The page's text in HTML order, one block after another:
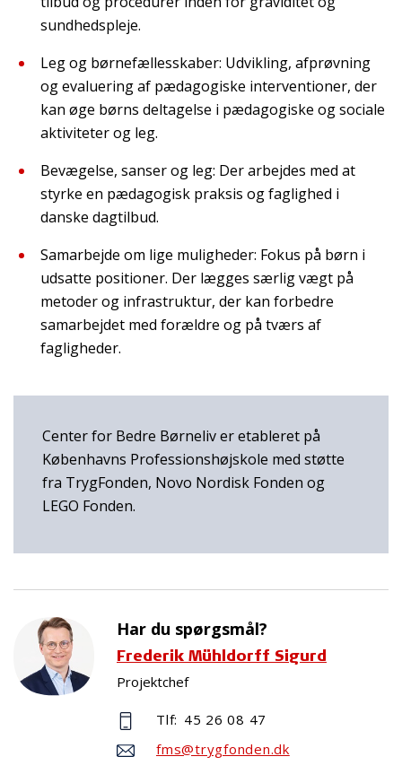
sundhedspleje.
Leg og børnefællesskaber: Udvikling, afprøvning
og evaluering af pædagogiske interventioner, der
kan øge børns deltagelse i pædagogiske og sociale
aktiviteter og leg.
Bevægelse, sanser og leg: Der arbejdes med at
styrke en pædagogisk praksis og faglighed i
danske dagtilbud.
Samarbejde om lige muligheder: Fokus på børn i
udsatte positioner. Der lægges særlig vægt på
metoder og infrastruktur, der kan forbedre
samarbejdet med forældre og på tværs af
fagligheder.
Center for Bedre Børneliv er etableret på
Københavns Professionshøjskole med støtte
fra TrygFonden, Novo Nordisk Fonden og
LEGO Fonden.
Har du spørgsmål?
Frederik Mühldorff Sigurd
Projektchef
Tlf: 45 26 08 47
fms@trygfonden.dk